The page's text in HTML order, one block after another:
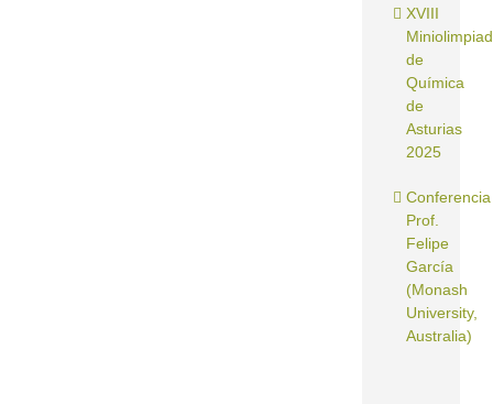
XVIII
de
Química
de
Asturias
2025
Conferencia
Prof.
Felipe
García
(Monash
University,
Australia)